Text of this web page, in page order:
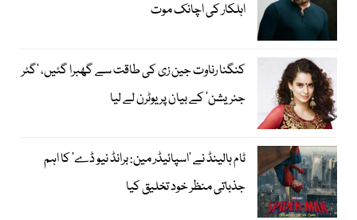
اہلکار کی اچانک موت
کنگنا رناوت جین زی کی طاقت سے گھبرا گئیں، ’گٹر
جنریشن‘ کے بیان پر یوٹرن لے لیا
ٹام ہالینڈ نے ’اسپائیڈر مین: برانڈ نیو ڈے‘ کا اہم
جذباتی منظر خود تخلیق کیا